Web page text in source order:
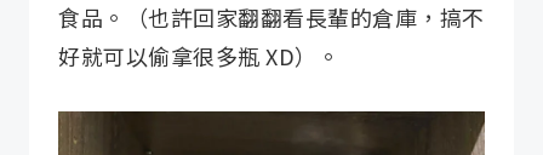
食品。（也許回家翻翻看長輩的倉庫，搞不
好就可以偷拿很多瓶 XD）。